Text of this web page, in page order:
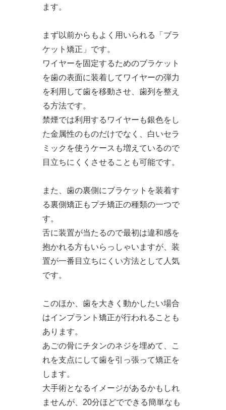
ます。
まず以前からもよく用いられる「ブラ
ケット矯正」です。
ワイヤーを固定するためのブラケット
を歯の表面に装着してワイヤーの弾力
を利用して歯を移動させ、歯列を整え
る方法です。
禁煙では利用するワイヤーも銀色をし
た金属性のものだけでなく、白いセラ
ミックを使うケースも増えているので
目立ちにくくさせることも可能です。
また、歯の裏側にブラケットを装着す
る裏側矯正もプチ矯正の種類の一つで
す。
舌に装置が当たるので最初は違和感を
抱かれる方もいらっしゃいますが、装
置が一番目立ちにくい方法として人気
です。
このほか、歯を大きく動かしたい場合
はインプラント矯正が行われることも
あります。
あごの骨にチタンのネジを埋めて、こ
れを支点にして歯を引っ張って矯正を
します。
大手術となるイメージがあるかもしれ
ませんが、20分ほどでできる簡単なも